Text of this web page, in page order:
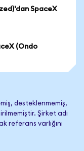
SpaceX
(Ondo
desteklenmemiş,
Şirket adı
referans varlığını